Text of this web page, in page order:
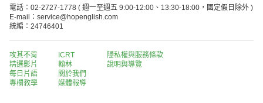
電話：02-2727-1778 ( 週一至週五 9:00-12:00、13:30-18:00，國定假日除外 )
E-mail：service@hopenglish.com
統編：24746401
攻其不背
精選影片
每日片語
專欄教學
ICRT
翰林
關於我們
媒體報導
隱私權與服務條款
說明與導覽